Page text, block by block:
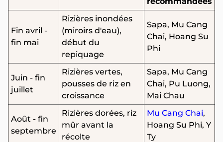
Fin avril -
fin mai
Rizières inondées
(miroirs d'eau),
début du
repiquage
Sapa, Mu Cang
Chai, Hoang Su
Phi
Juin - fin
juillet
Rizières vertes,
pousses de riz en
croissance
Sapa, Mu Cang
Chai, Pu Luong,
Mai Chau
Août - fin
septembre
Rizières dorées, riz
mûr avant la
récolte
Mu Cang Chai,
Hoang Su Phi, Y
Ty